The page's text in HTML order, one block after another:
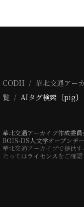
CODH 華北交通アー
覧
AIタグ検索〔pig〕
華北交通アーカイブ作成委員
ROIS-DS人文学オープンデ
華北交通アーカイブで提供
たってはライセンス をご確認